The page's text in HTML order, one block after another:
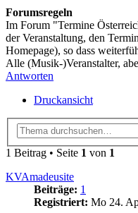
Forumsregeln
Im Forum "Termine
der Veranstaltung, den
Homepage), so dass
Alle (Musik-)Veranstalter,
Antworten
Druckansicht
1 Beitrag • Seite 1 von 1
KVAmadeusite
Beiträge: 1
Registriert: Mo 24.